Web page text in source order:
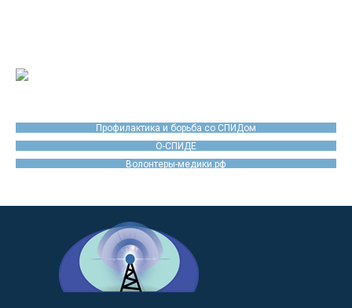
Профилактика и борьба со СПИДом
О-СПИДЕ
Волонтеры-медики.рф